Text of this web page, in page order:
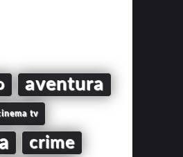
aventura
tv
crime